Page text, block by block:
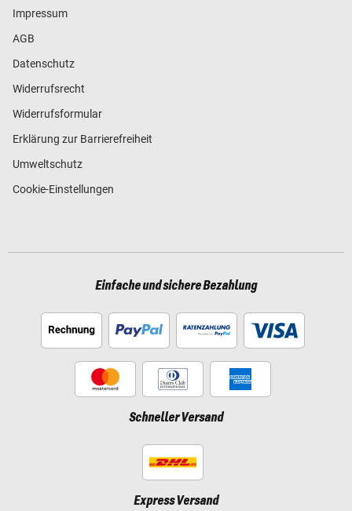
Impressum
AGB
Datenschutz
Widerrufsrecht
Widerrufsformular
Erklärung zur Barrierefreiheit
Umweltschutz
Cookie-Einstellungen
Einfache und sichere Bezahlung
Schneller Versand
Express Versand